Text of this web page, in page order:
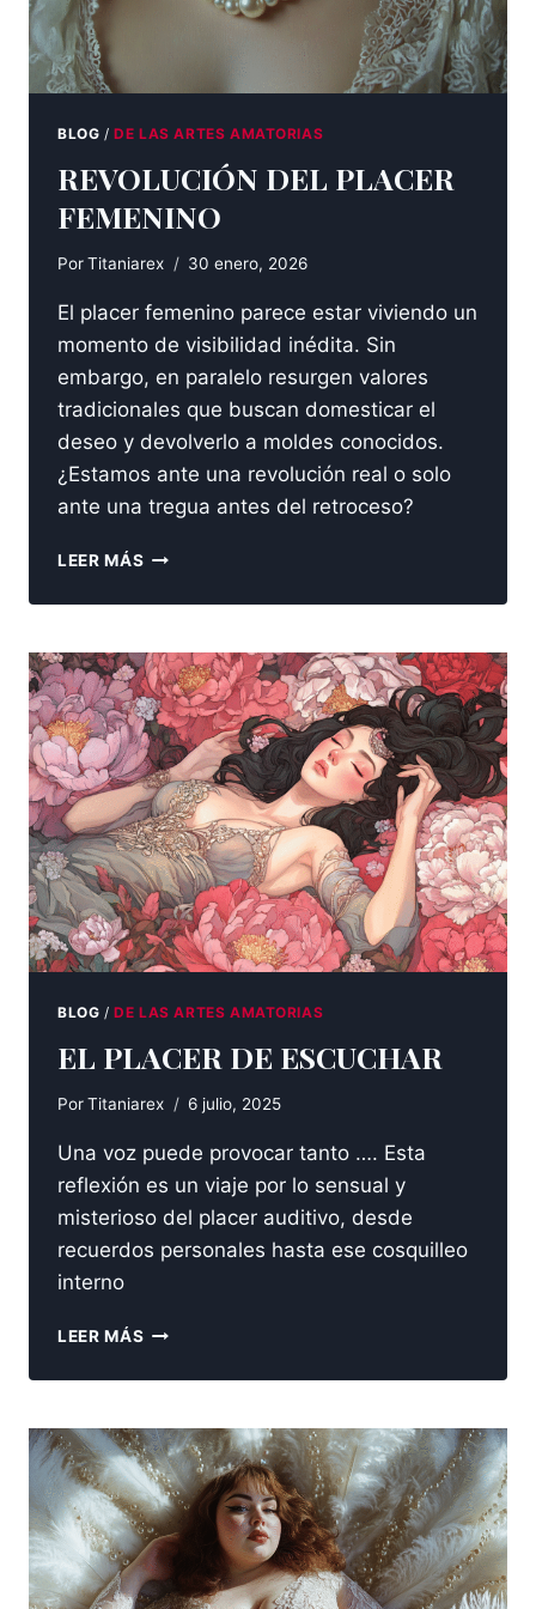
BLOG /DE LAS ARTES AMATORIAS
REVOLUCIÓN DEL PLACER
FEMENINO
PorTitaniarex 30 enero, 2026
El placer femenino parece estar viviendo un
momento de visibilidad inédita. Sin
embargo, en paralelo resurgen valores
tradicionales que buscan domesticar el
deseo y devolverlo a moldes conocidos.
¿Estamos ante una revolución real o solo
ante una tregua antes del retroceso?
LEER MÁS REVOLUCIÓN
PLACER
BLOG /DE LAS ARTES AMATORIAS
EL PLACER DE ESCUCHAR
PorTitaniarex 6 julio, 2025
Una voz puede provocar tanto …. Esta
reflexión es un viaje por lo sensual y
misterioso del placer auditivo, desde
recuerdos personales hasta ese cosquilleo
interno
LEER MÁS EL
DE